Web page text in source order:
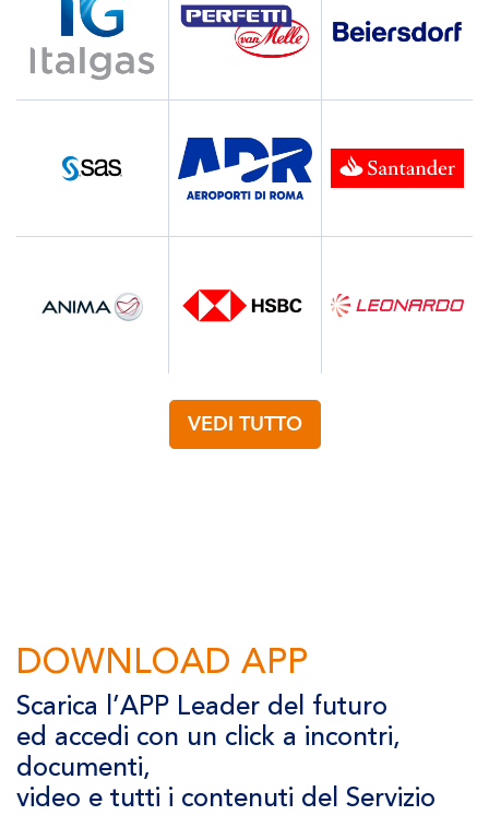
VEDI TUTTO
DOWNLOAD APP
Scarica l’APP Leader del futuro
ed accedi con un click a incontri,
documenti,
video e tutti i contenuti del Servizio